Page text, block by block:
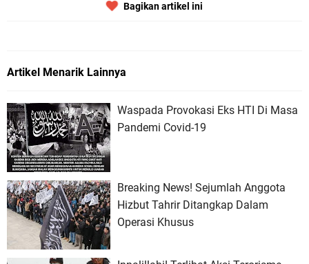
Bagikan artikel ini
Artikel Menarik Lainnya
Waspada Provokasi Eks HTI Di Masa
Pandemi Covid-19
Breaking News! Sejumlah Anggota
Hizbut Tahrir Ditangkap Dalam
Operasi Khusus